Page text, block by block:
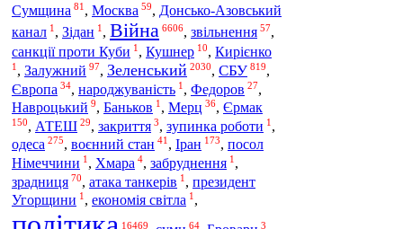
Сумщина 81 , Москва 59, Донсько-Азовський
канал 1 , Зідан 1 , Війна 6606, звільнення 57,
санкції проти Куби 1 , Кушнер 10, Кирієнко
1 , Залужний 97, Зеленський 2030, СБУ 819,
Європа 34, народжуваність 1 , Федоров 27,
Навроцький 9, Баньков 1 , Мерц 36, Єрмак
150, АТЕШ 29, закриття 3, зупинка роботи 1 ,
одеса 275, воєнний стан 41 , Іран 173, посол
Німеччини 1 , Хмара 4, забруднення 1 ,
зрадниця 70, атака танкерів 1 , президент
Угорщини 1 , економія світла 1 ,
16469 64 3